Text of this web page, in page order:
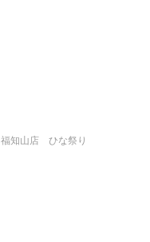
福知山店 ひな祭り